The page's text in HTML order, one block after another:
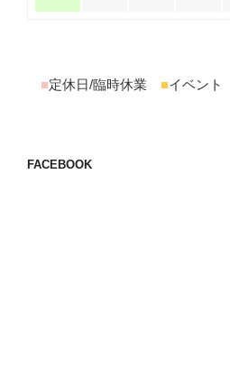
■定休日/臨時休業 ■イベント
FACEBOOK